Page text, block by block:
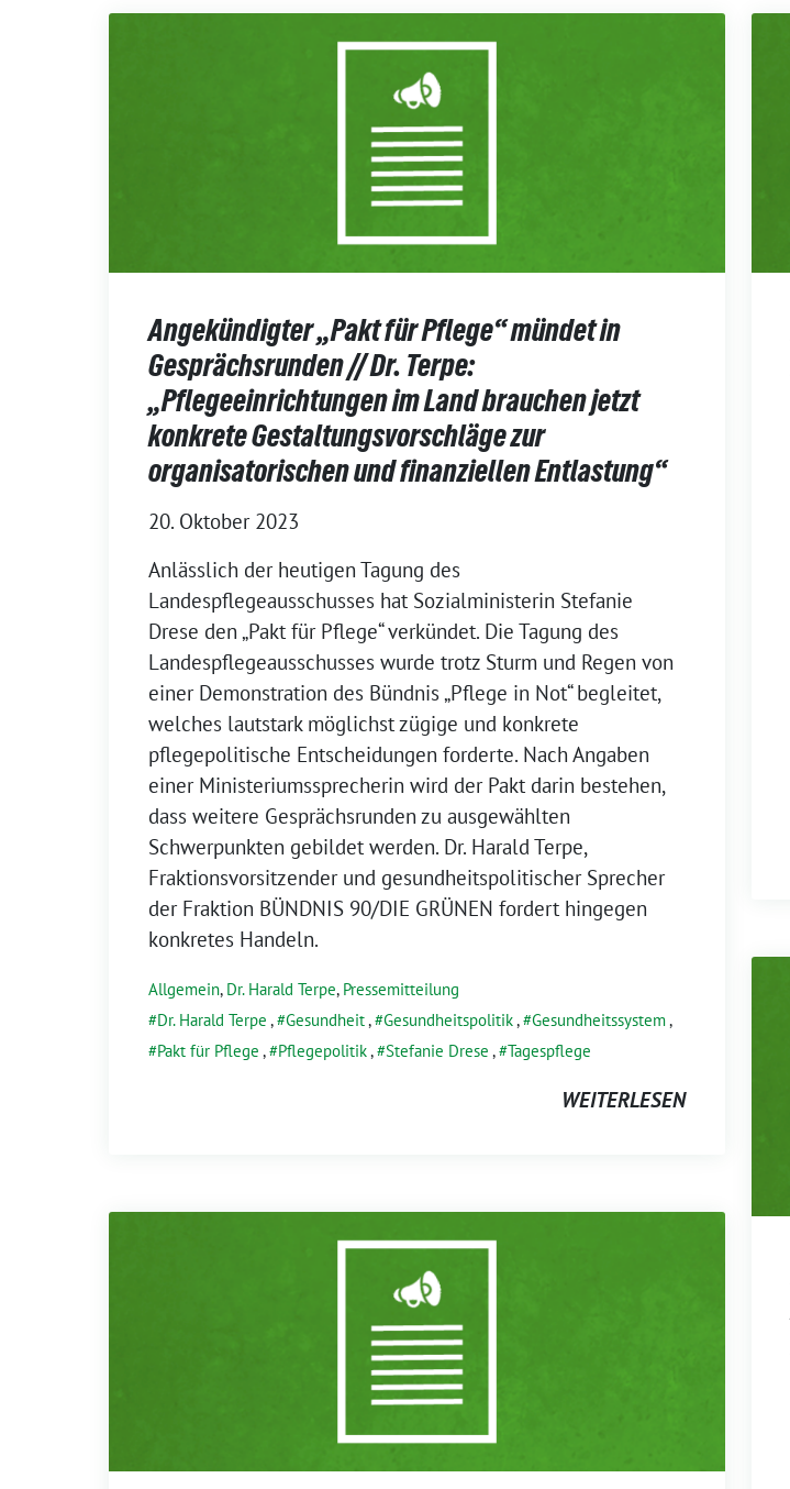
Angekündigter „Pakt für Pflege“ mündet in
Gesprächsrunden // Dr. Terpe:
„Pflegeeinrichtungen im Land brauchen jetzt
konkrete Gestaltungsvorschläge zur
organisatorischen und finanziellen Entlastung“
20. Oktober 2023
Anlässlich der heutigen Tagung des
Landespflegeausschusses hat Sozialministerin Stefanie
Drese den „Pakt für Pflege“ verkündet. Die Tagung des
Landespflegeausschusses wurde trotz Sturm und Regen von
einer Demonstration des Bündnis „Pflege in Not“ begleitet,
welches lautstark möglichst zügige und konkrete
pflegepolitische Entscheidungen forderte. Nach Angaben
einer Ministeriumssprecherin wird der Pakt darin bestehen,
dass weitere Gesprächsrunden zu ausgewählten
Schwerpunkten gebildet werden. Dr. Harald Terpe,
Fraktionsvorsitzender und gesundheitspolitischer Sprecher
der Fraktion BÜNDNIS 90/DIE GRÜNEN fordert hingegen
konkretes Handeln.
Allgemein, Dr. Harald Terpe, Pressemitteilung
Dr. Harald Terpe , Gesundheit, Gesundheitspolitik, Gesundheitssystem,
Pakt für Pflege , Pflegepolitik, Stefanie Drese , Tagespflege
WEITERLESEN